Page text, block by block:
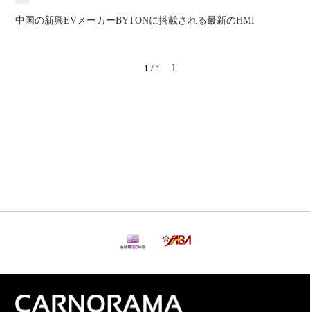
中国の新興EVメーカーBYTONに搭載される最新のHMI
1 / 1 1